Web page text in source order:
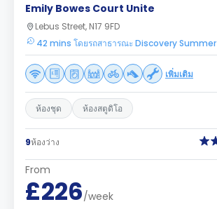
Emily Bowes Court Unite
Lebus Street, N17 9FD
42 mins โดยรถสาธารณะ Discovery Summer
เพิ่มเติม
ห้องชุด ห้องสตูดิโอ
9ห้องว่าง
From
£226/week